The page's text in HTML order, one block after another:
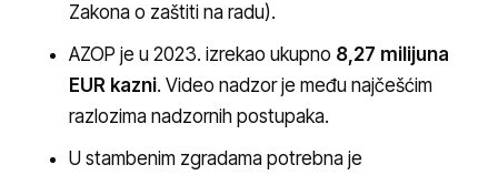
Zakona o zaštiti na radu).
AZOP je u 2023. izrekao ukupno 8,27 milijuna
EUR kazni. Video nadzor je među najčešćim
razlozima nadzornih postupaka.
U stambenim zgradama potrebna je